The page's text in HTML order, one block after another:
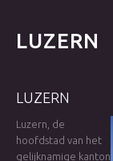
LUZERN
LUZERN
Luzern, de
hoofdstad van het
gelijknamige kanton